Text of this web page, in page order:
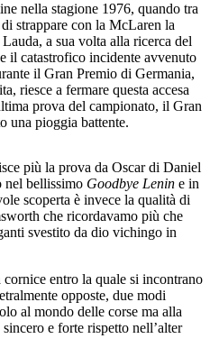
nella stagione 1976, quando tra
strappare con la McLaren la
a sua volta alla ricerca del
il catastrofico incidente avvenuto
il Gran Premio di Germania,
riesce a fermare questa accesa
prova del campionato, il Gran
una pioggia battente.
più la prova da Oscar di Daniel
nel bellissimo Goodbye Lenin e in
scoperta è invece la qualità di
che ricordavamo più che
svestito da dio vichingo in
entro la quale si incontrano
opposte, due modi
al mondo delle corse ma alla
e forte rispetto nell’alter